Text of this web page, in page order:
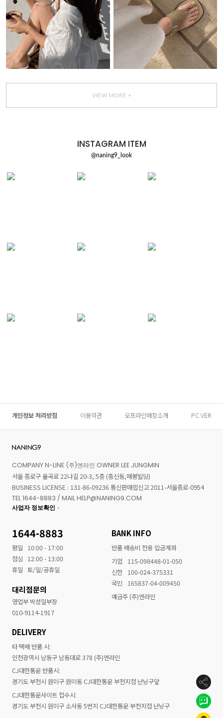
VIEW MORE +
INSTAGRAM ITEM
@naning9_look
개인정보 처리방침 이용약관 오프라인매장소개 PC VER
COMPANY N-LINE (주)엔라인 OWNER LEE JUNGMIN
서울 종로구 율곡로 22나길 20-3, 5층 (충신동,매봉빌딩)
BUSINESS LICENSE : 131-86-09236 통신판매업신고 2011-서울종로-0954
TEL 1644-8883 / MAIL HELP@NANING9.COM
사업자 정보확인
1644-8883
평일
10:00 - 17:00
점심
12:00 - 13:00
휴일 토/일/공휴일
대리점문의
영업부 박성일부장
010-9114-1917
BANK INFO
반품 배송비 전용 입금계좌
기업
115-098448-01-050
신한
100-024-375331
국민
165837-04-009450
예금주 (주)엔라인
DELIVERY
타 택배 반품 시:
인천광역시 남동구 남동대로 378 (주)엔라인
CJ대한통운 반품시:
경기도 부천시 원미구 원미동 CJ대한통운 부천지점 난닝구앞
CJ대한통운사이트 접수시:
경기도 부천시 원미구 소사동 5번지 CJ대한통운 부천지점 난닝구